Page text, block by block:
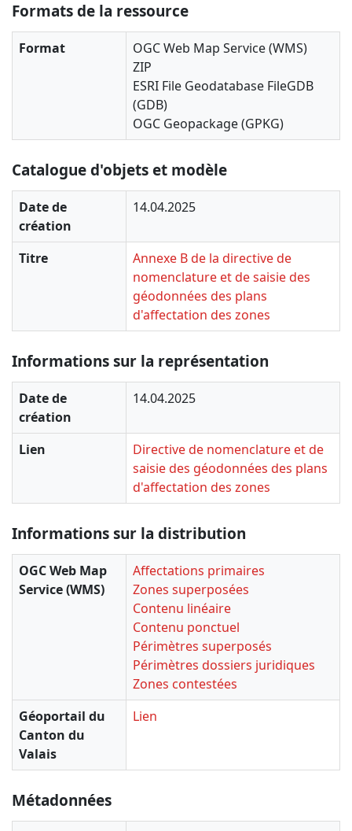
Formats de la ressource
Format
OGC Web Map Service (WMS)
ZIP
ESRI File Geodatabase FileGDB
(GDB)
OGC Geopackage (GPKG)
Catalogue d'objets et modèle
Date de
création
14.04.2025
Titre
Annexe B de la directive de
nomenclature et de saisie des
géodonnées des plans
d'affectation des zones
Informations sur la représentation
Date de
création
14.04.2025
Lien
Directive de nomenclature et de
saisie des géodonnées des plans
d'affectation des zones
Informations sur la distribution
OGC Web Map
Service (WMS)
Affectations primaires
Zones superposées
Contenu linéaire
Contenu ponctuel
Périmètres superposés
Périmètres dossiers juridiques
Zones contestées
Géoportail du
Canton du
Valais
Lien
Métadonnées